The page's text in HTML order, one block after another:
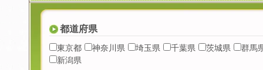
都道府県
東京都 神奈川県 埼玉県 千葉県 茨城県
群馬
新潟県